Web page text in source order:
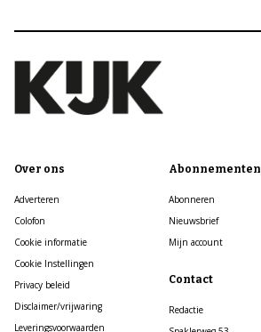
Over ons
Adverteren
Colofon
Cookie informatie
Cookie Instellingen
Privacy beleid
Disclaimer/vrijwaring
Leveringsvoorwaarden
Abonnementen
Abonneren
Nieuwsbrief
Mijn account
Contact
Redactie